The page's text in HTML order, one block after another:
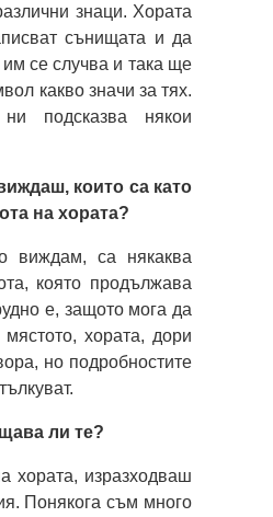
знаци. Хората
сънищата и да
им се случва и така ще
какво значи за тях.
ни подсказва някои
които са като
на хората?
виждам, са някаква
която продължава
е, защото мога да
хората, дори
но подробностите
ли те?
хората, изразходваш
Понякога съм много